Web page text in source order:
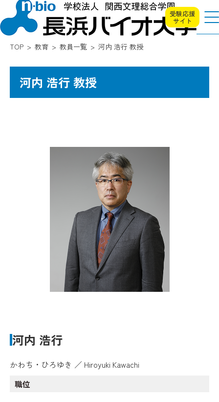
受験応援
サイト
TOP 教育 教員一覧 河内 浩行 教授
河内 浩行 教授
河内 浩行
かわち・ひろゆき ／ Hiroyuki Kawachi
職位